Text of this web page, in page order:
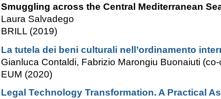
Smuggling across the Central Mediterranean
Laura Salvadego
BRILL (2019)
La tutela dei beni culturali nell’ordinamento
Gianluca Contaldi, Fabrizio Marongiu Buonaiuti
EUM (2020)
Legal Technology Transformation. A Practical